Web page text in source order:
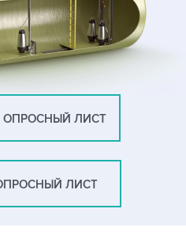
ОПРОСНЫЙ ЛИСТ
ЛИСТ